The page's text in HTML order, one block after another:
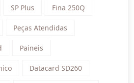
SP Plus Fina 250Q
Peças Atendidas
Paineis
Datacard SD260